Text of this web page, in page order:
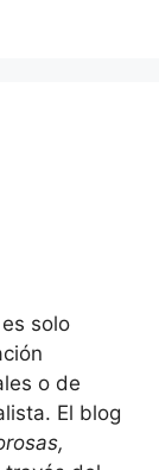
es solo
o de
El blog